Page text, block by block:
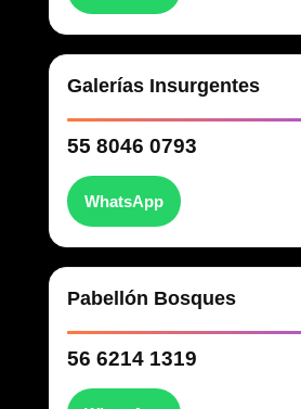
Galerías Insurgentes
55 8046 0793
WhatsApp
Pabellón Bosques
56 6214 1319